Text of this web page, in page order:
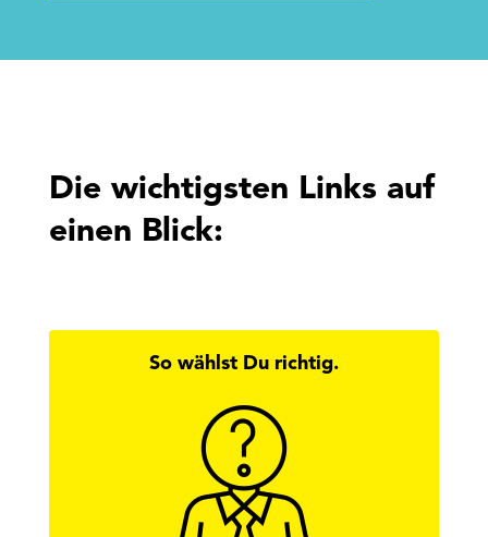
Die wichtigsten Links auf
einen Blick:
So wählst Du richtig.
Hier findest Du alle Antworten zur
Wirtschaftskammerwahl.
mehr erfahren